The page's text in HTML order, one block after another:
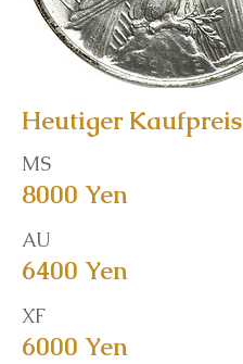
Heutiger Kaufpreis
MS
8000 Yen
AU
6400 Yen
XF
6000 Yen